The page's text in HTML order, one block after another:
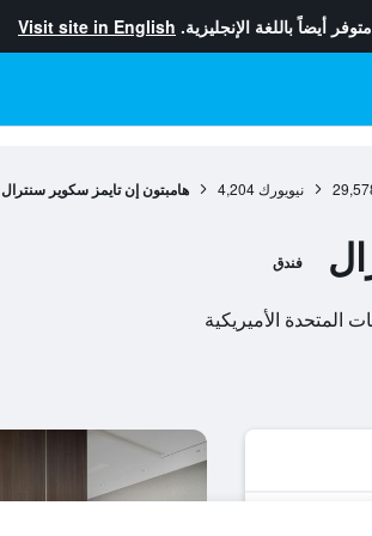
متوفر أيضاً باللغة الإنجليزية. Visit site in English
نيويورك 4,204 هامبتون إن تايمز سكوير سنترال
فندق